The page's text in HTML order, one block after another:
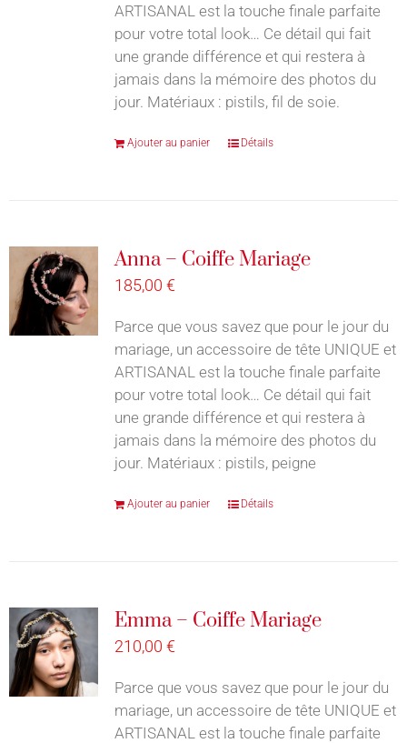
ARTISANAL est la touche finale parfaite
pour votre total look… Ce détail qui fait
une grande différence et qui restera à
jamais dans la mémoire des photos du
jour. Matériaux : pistils, fil de soie.
Ajouter au panier Détails
Anna – Coiffe Mariage
185,00 €
Parce que vous savez que pour le jour du
mariage, un accessoire de tête UNIQUE et
ARTISANAL est la touche finale parfaite
pour votre total look… Ce détail qui fait
une grande différence et qui restera à
jamais dans la mémoire des photos du
jour. Matériaux : pistils, peigne
Ajouter au panier Détails
Emma – Coiffe Mariage
210,00 €
Parce que vous savez que pour le jour du
mariage, un accessoire de tête UNIQUE et
ARTISANAL est la touche finale parfaite